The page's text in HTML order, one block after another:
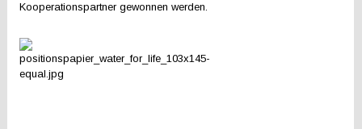
Kooperationspartner gewonnen werden.